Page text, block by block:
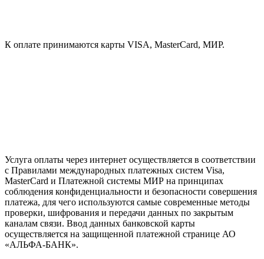
К оплате принимаются карты VISA, MasterCard, МИР.
Услуга оплаты через интернет осуществляется в соответствии
с Правилами международных платежных систем Visa,
MasterCard и Платежной системы МИР на принципах
соблюдения конфиденциальности и безопасности совершения
платежа, для чего используются самые современные методы
проверки, шифрования и передачи данных по закрытым
каналам связи. Ввод данных банковской карты
осуществляется на защищенной платежной странице АО
«АЛЬФА-БАНК».